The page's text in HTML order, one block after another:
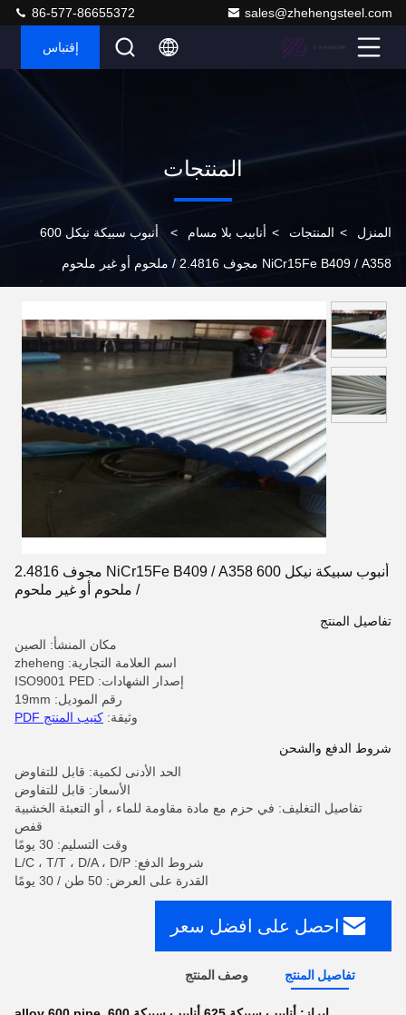
sales@zhehengsteel.com
86-577-86655372
إقتباس
المنتجات
المنزل > المنتجات > أنابيب بلا مسام > أنبوب سبيكة نيكل 600
NiCr15Fe B409 / A358 مجوف 2.4816 / ملحوم أو غير ملحوم
أنبوب سبيكة نيكل 600 NiCr15Fe B409 / A358 مجوف 2.4816
/ ملحوم أو غير ملحوم
تفاصيل المنتج
مكان المنشأ: الصين
اسم العلامة التجارية: zheheng
إصدار الشهادات: ISO9001 PED
رقم الموديل: 19mm
وثيقة: كتيب المنتج PDF
شروط الدفع والشحن
الحد الأدنى لكمية: قابل للتفاوض
الأسعار: قابل للتفاوض
تفاصيل التغليف: في حزم مع مادة مقاومة للماء ، أو التعبئة الخشبية
قفص
وقت التسليم: 30 يومًا
شروط الدفع: L/C ، T/T ، D/A ، D/P
القدرة على العرض: 50 طن / 30 يومًا
احصل على افضل سعر
تفاصيل المنتج وصف المنتج